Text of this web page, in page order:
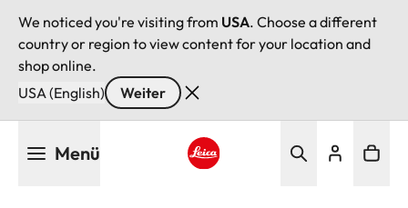
We noticed you're visiting from USA. Choose a different
country or region to view content for your location and
shop online.
USA (English)
Weiter
Menü